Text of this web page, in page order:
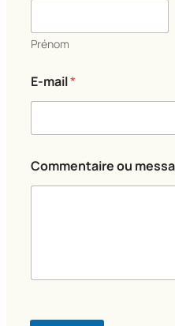
Prénom
E-mail*
o
m
*
Commentaire ou